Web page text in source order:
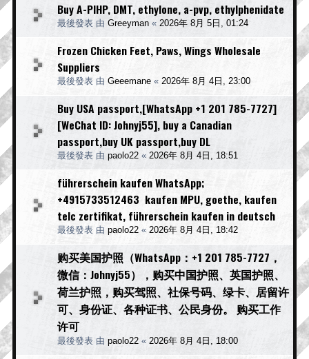
Buy A-PIHP, DMT, ethylone, a-pvp, ethylphenidate
最後發表 由 Greeyman « 2026年 8月 5日, 01:24
Frozen Chicken Feet, Paws, Wings Wholesale
Suppliers
最後發表 由 Geeemane « 2026年 8月 4日, 23:00
Buy USA passport,[WhatsApp +1 201 785-7727]
[WeChat ID: Johnyj55], buy a Canadian
passport,buy UK passport,buy DL
最後發表 由 paolo22 « 2026年 8月 4日, 18:51
führerschein kaufen WhatsApp;
+4915733512463 kaufen MPU, goethe, kaufen
telc zertifikat, führerschein kaufen in deutsch
最後發表 由 paolo22 « 2026年 8月 4日, 18:42
购买美国护照（WhatsApp：+1 201 785-7727，
微信：Johnyj55），购买中国护照、英国护照、
荷兰护照，购买驾照、社保号码、绿卡、居留许
可、身份证、各种证书、公民身份。 购买工作
许可
最後發表 由 paolo22 « 2026年 8月 4日, 18:00